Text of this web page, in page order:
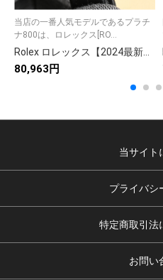
当店の一番人気モデルであるプラチ
ナ800は、ロレックス[RO...
80,963円
当サイト
プライバシ
特定商取引法
お問い